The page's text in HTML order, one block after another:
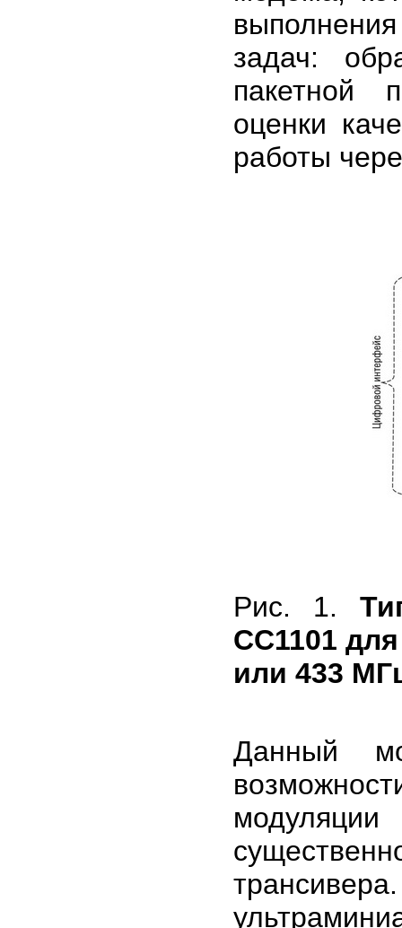
задач:
пакетной
оценки
работы
Рис. 1.
CC1101
или 433
Данный